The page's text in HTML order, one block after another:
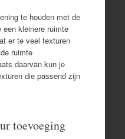
te houden met de
kleinere ruimte
er te veel texturen
ruimte
daarvan kun je
die passend zijn
toevoeging